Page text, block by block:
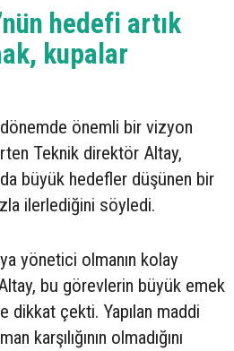
hedefi artık
kupalar
önemli bir vizyon
Teknik direktör Altay,
büyük hedefler düşünen bir
ilerlediğini söyledi.
yönetici olmanın kolay
bu görevlerin büyük emek
çekti. Yapılan maddi
karşılığının olmadığını